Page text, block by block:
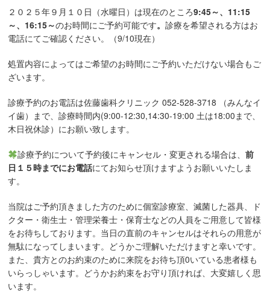
２０２５年９月１０日（水曜日）は現在のところ9:45～、 11:15
～、16:15～のお時間にご予約可能です。診療を希望される方はお
電話にてご確認ください。（9/10現在）
処置内容によってはご希望のお時間にご予約いただけない場合もご
ざいます。
診療予約のお電話は佐藤歯科クリニック 052-528-3718 （みんなイ
イ歯）まで、診療時間内(9:00-12:30,14:30-19:00 土は18:00まで、
木日祝休診）にお願い致します。
診療予約について予約後にキャンセル・変更される場合は、前
日１５時までにお電話にてお知らせ頂けますようお願いいたしま
す。
当院はご予約頂きました方のために個室診療室、滅菌した器具、ド
クター・衛生士・管理栄養士・保育士などの人員をご用意して皆様
をお待ちしております。当日の直前のキャンセルはそれらの用意が
無駄になってしまいます。どうかご理解いただけますと幸いです。
また、貴方とのお約束のために来院をお待ち頂0いている患者様も
いらっしゃいます。どうかお約束をお守り頂ければ、大変嬉しく思
います。